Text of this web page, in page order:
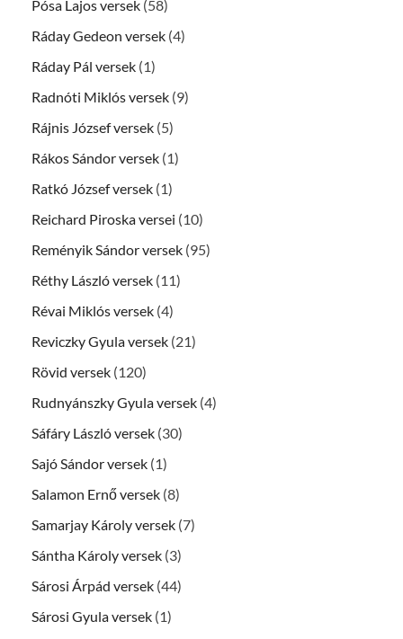
Pósa Lajos versek (58)
Ráday Gedeon versek (4)
Ráday Pál versek (1)
Radnóti Miklós versek (9)
Rájnis József versek (5)
Rákos Sándor versek (1)
Ratkó József versek (1)
Reichard Piroska versei (10)
Reményik Sándor versek (95)
Réthy László versek (11)
Révai Miklós versek (4)
Reviczky Gyula versek (21)
Rövid versek (120)
Rudnyánszky Gyula versek (4)
Sáfáry László versek (30)
Sajó Sándor versek (1)
Salamon Ernő versek (8)
Samarjay Károly versek (7)
Sántha Károly versek (3)
Sárosi Árpád versek (44)
Sárosi Gyula versek (1)